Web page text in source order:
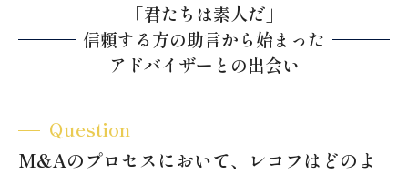
「君たちは素人だ」
信頼する方の助言から始まった
アドバイザーとの出会い
Question
M&Aのプロセスにおいて、レコフはどのよ